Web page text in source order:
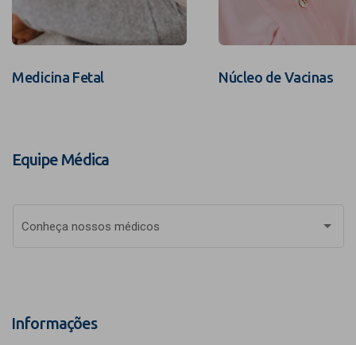
Medicina Fetal Núcleo de Vacinas
Equipe Médica
Conheça nossos médicos
Informações